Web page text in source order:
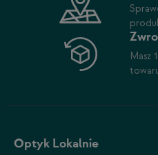
Masz
Optyk Lokalnie